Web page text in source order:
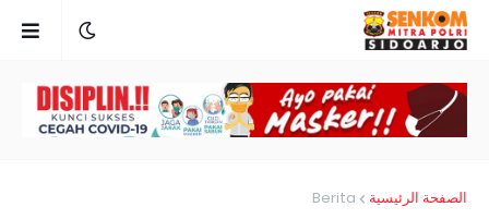
الصفحة الرئيسية Berita